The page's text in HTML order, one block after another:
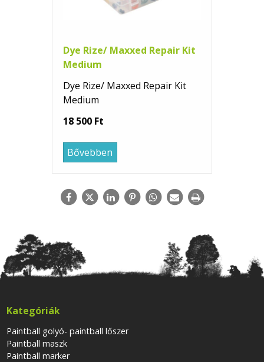
Dye Rize/ Maxxed Repair Kit
Medium
Dye Rize/ Maxxed Repair Kit
Medium
18 500 Ft
Bővebben
Kategóriák
Paintball golyó- paintball lőszer
Paintball maszk
Paintball marker